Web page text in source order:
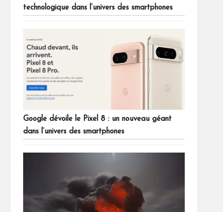
technologique dans l’univers des smartphones
Google dévoile le Pixel 8 : un nouveau géant
dans l’univers des smartphones